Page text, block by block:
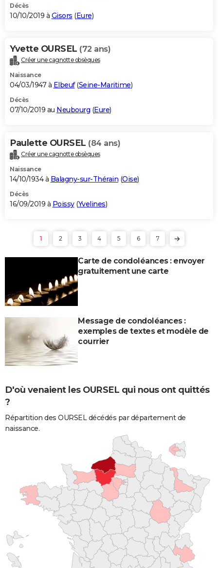
Décès
10/10/2019 à Gisors (Eure)
Yvette OURSEL (72 ans)
Créer une cagnotte obsèques
Naissance
04/03/1947 à Elbeuf(Seine-Maritime)
Décès
07/10/2019 au Neubourg (Eure)
Paulette OURSEL (84 ans)
Créer une cagnotte obsèques
Naissance
14/10/1934 à Balagny-sur-Thérain (Oise)
Décès
16/09/2019 à Poissy(Yvelines)
1 2 3 4 5 6 7
Carte de condoléances : envoyer
gratuitement une carte
Message de condoléances :
exemples de textes et modèle de
courrier
D'où venaient les OURSEL qui nous ont quittés
?
Répartition des OURSEL décédés par département de
naissance.